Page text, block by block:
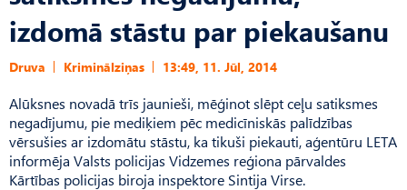
izdomā stāstu par piekaušanu
Druva Kriminālziņas 13:49, 11. Jūl, 2014
Alūksnes novadā trīs jaunieši, mēģinot slēpt ceļu satiksmes
negadījumu, pie mediķiem pēc medicīniskās palīdzības
vērsušies ar izdomātu stāstu, ka tikuši piekauti, aģentūru LETA
informēja Valsts policijas Vidzemes reģiona pārvaldes
Kārtības policijas biroja inspektore Sintija Virse.